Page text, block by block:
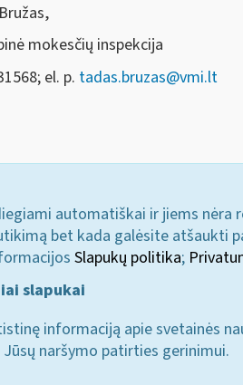
mokesčių inspekcija
el. p. tadas.bruzas@vmi.lt
automatiškai ir jiems nėra
bet kada galėsite atšaukti
Slapukų politika;
slapukai
informaciją apie svetainės
naršymo patirties gerinimui.